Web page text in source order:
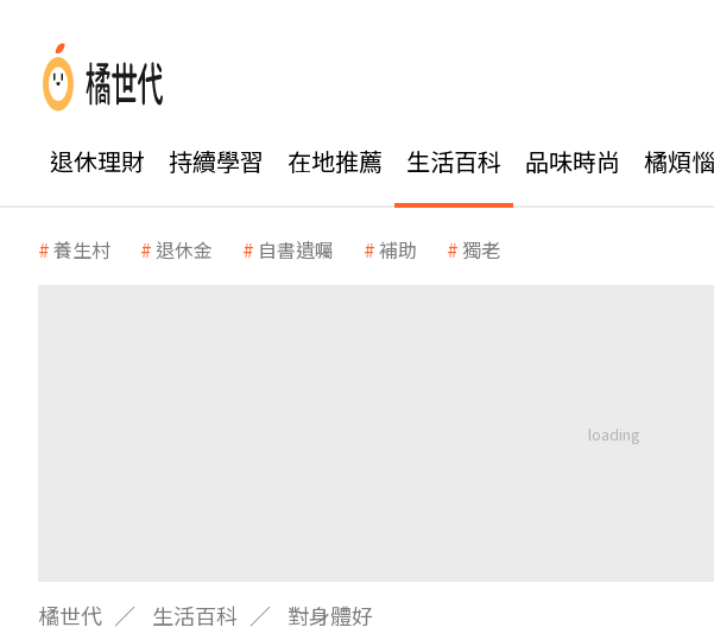
退休理財 持續學習 在地推薦 生活百科 品味時尚 橘煩惱
養生村 退休金 自書遺囑 補助 獨老
橘世代 生活百科 對身體好